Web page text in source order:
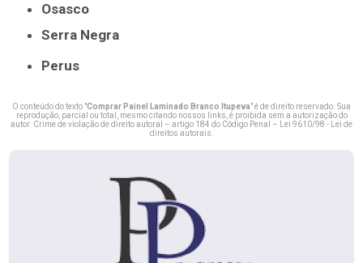
Osasco
Serra Negra
Perus
O conteúdo do texto "Comprar Painel Laminado Branco Itupeva" é de direito reservado. Sua
reprodução, parcial ou total, mesmo citando nossos links, é proibida sem a autorização do
autor. Crime de violação de direito autoral – artigo 184 do Código Penal –
Lei 9610/98 - Lei de
direitos autorais